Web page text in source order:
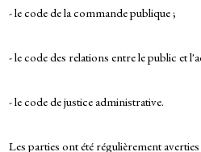
- le code de la commande publique ;
- le code des relations entre le public et
- le code de justice administrative.
Les parties ont été régulièrement